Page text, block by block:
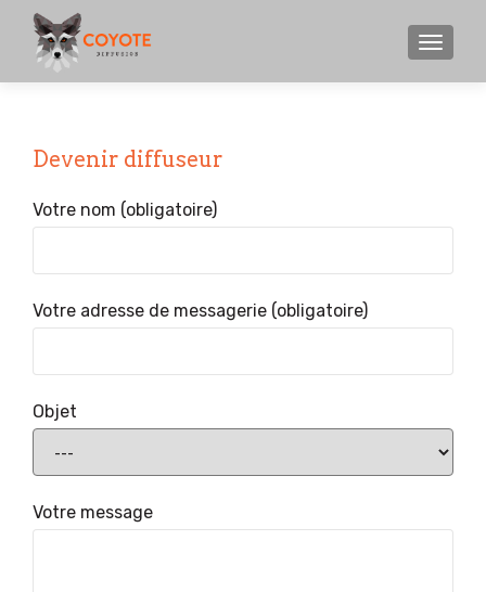
MENU
Devenir diffuseur
Votre nom (obligatoire)
Votre adresse de messagerie (obligatoire)
Objet
Votre message